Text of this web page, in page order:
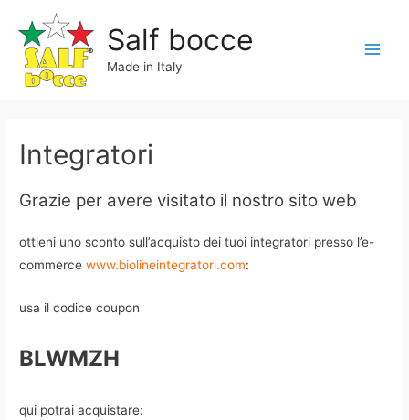
contenuto
Salf bocce
Made in Italy
Integratori
Grazie per avere visitato il nostro sito web
ottieni uno sconto sull’acquisto dei tuoi integratori presso l’e-
commercewww.biolineintegratori.com:
usa il codice coupon
BLWMZH
qui potrai acquistare: